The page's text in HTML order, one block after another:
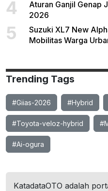
4
Aturan Ganjil Genap
2026
5
Suzuki XL7 New
Mobilitas Warga
Trending Tags
#Giias-2026 #Hybrid
#Toyota-veloz-hybrid
#Ai-ogura
KatadataOTO adalah